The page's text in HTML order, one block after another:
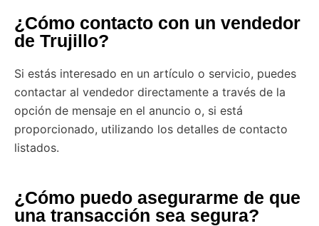
¿Cómo contacto con un vendedor
de Trujillo?
Si estás interesado en un artículo o servicio, puedes
contactar al vendedor directamente a través de la
opción de mensaje en el anuncio o, si está
proporcionado, utilizando los detalles de contacto
listados.
¿Cómo puedo asegurarme de que
una transacción sea segura?